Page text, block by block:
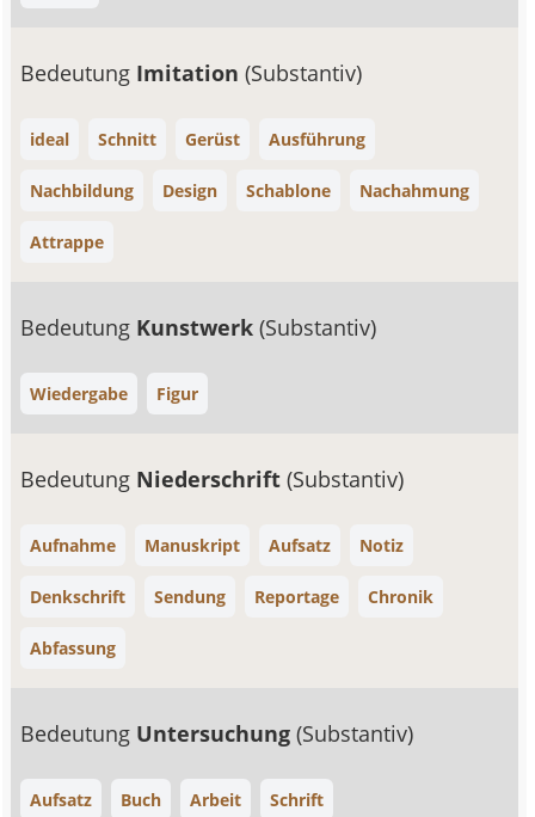
Bedeutung Imitation(Substantiv)
ideal Schnitt Gerüst Ausführung
Nachbildung Design Schablone Nachahmung
Attrappe
Bedeutung Kunstwerk(Substantiv)
Wiedergabe Figur
Bedeutung Niederschrift(Substantiv)
Aufnahme Manuskript Aufsatz Notiz
Denkschrift Sendung Reportage Chronik
Abfassung
Bedeutung Untersuchung(Substantiv)
Aufsatz Buch Arbeit Schrift